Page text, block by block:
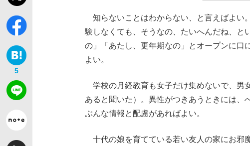
「敗因分析は一切聞かれなかった」侍ジャパン選手
キングの誕生を、目撃せよ。
the Style
5
知らないことはわからない、と言えばよい
験しなくても、そうなの、たいへんだね、と
の」「あたし、更年期なの」とオープンに口
よい。
学校の月経教育も女子だけ集めないで、男
あると聞いた）。異性がつきあうときには、
ぶんな情報と配慮があればよい。
十代の娘を育てている若い友人の家にお邪